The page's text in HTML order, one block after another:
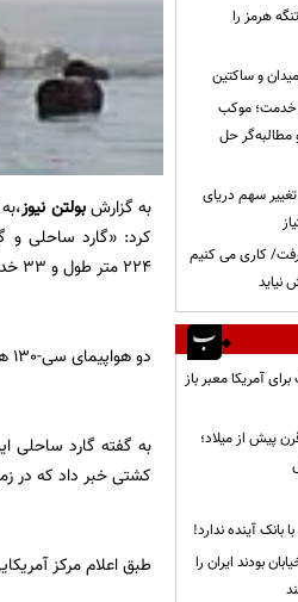
به گزارشبولتن نیوز
کرد: «گارد ساحلی
224 متر طول و 33 خدمه دارد و در طوفان یواخیم در نزدیک باهاما ناپدید شد.
دو هواپیمای سی-130 هم برای شناسایی مکان این کشتی اعزام شده‌اند.
کشتی خبر داد که در
طبق اعلام مرکز آمریکایی رصد
هرمز را
و ساکتین
خدمت؛ موکب
مطالبه‌گر حل
سهم دریای
گرفت/ کاری می کنیم
آمریکا معبر باز
امپراتوری ایران در ۵ قرن پیش از میلاد؛
آینده ندارد!
بودند ایران را